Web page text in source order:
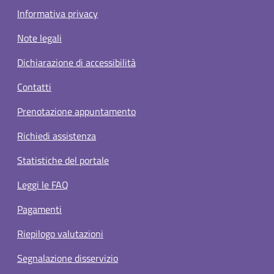
Informativa privacy
Note legali
Dichiarazione di accessibilità
Contatti
Prenotazione appuntamento
Richiedi assistenza
Statistiche del portale
Leggi le FAQ
Pagamenti
Riepilogo valutazioni
Segnalazione disservizio